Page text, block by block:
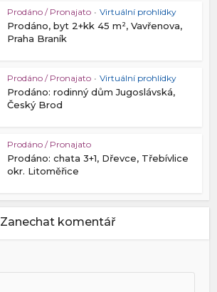
Prodáno / Pronajato • Virtuální prohlídky
Prodáno, byt 2+kk 45 m², Vavřenova,
Praha Braník
Prodáno / Pronajato • Virtuální prohlídky
Prodáno: rodinný dům Jugoslávská,
Český Brod
Prodáno / Pronajato
Prodáno: chata 3+1, Dřevce, Třebívlice
okr. Litoměřice
Zanechat komentář